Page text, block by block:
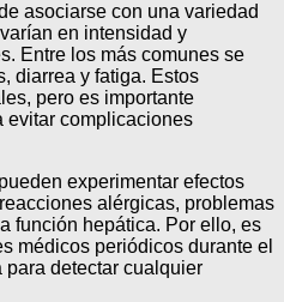
asociarse con una variedad
en intensidad y
Entre los más comunes se
diarrea y fatiga. Estos
pero es importante
evitar complicaciones
experimentar efectos
alérgicas, problemas
función hepática. Por ello, es
médicos periódicos durante el
detectar cualquier